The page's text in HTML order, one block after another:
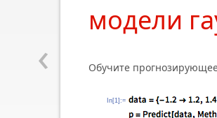
‹
модели
Обучите
In[1]:=